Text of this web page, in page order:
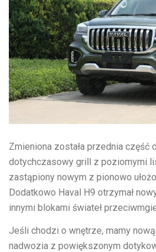
Zmieniona została przednia część
dotychczasowy grill z poziomymi
zastąpiony nowym z pionowo
Dodatkowo Haval H9 otrzymał
innymi blokami świateł
Jeśli chodzi o wnętrze, mamy
nadwozia z powiększonym